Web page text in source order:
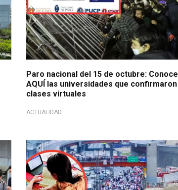
Paro nacional del 15 de octubre: Conoce
AQUÍ las universidades que confirmaron
clases virtuales
ACTUALIDAD
Anuncian clases virtuales